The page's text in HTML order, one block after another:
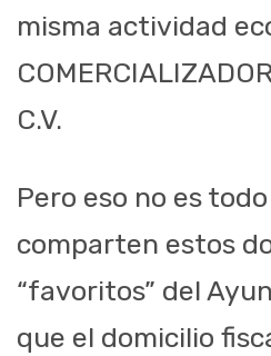
misma actividad
C.V.
Pero eso no es
comparten estos
“favoritos” del
que el domicilio